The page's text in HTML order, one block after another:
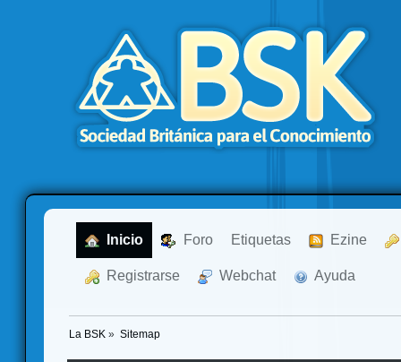
Inicio Foro Etiquetas Ezine
Registrarse Webchat Ayuda
La BSK » Sitemap